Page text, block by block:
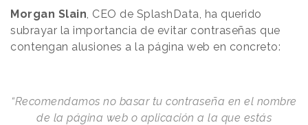
Morgan Slain, CEO de SplashData, ha querido
subrayar la importancia de evitar contraseñas que
contengan alusiones a la página web en concreto:
“Recomendamos no basar tu contraseña en el nombre
de la página web o aplicación a la que estás